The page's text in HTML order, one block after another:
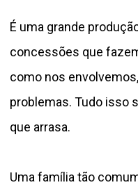
É uma grande
concessões que
como nos
problemas. Tudo isso
que arrasa.
Uma família tão